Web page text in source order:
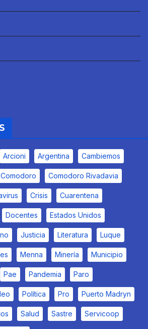
Arcioni Argentina Cambiemos
Comodoro Comodoro Rivadavia
Crisis Cuarentena
Docentes Estados Unidos
Justicia Literatura Luque
Menna Minería Municipio
Pae Pandemia Paro
Política Pro Puerto Madryn
Salud Sastre Servicoop